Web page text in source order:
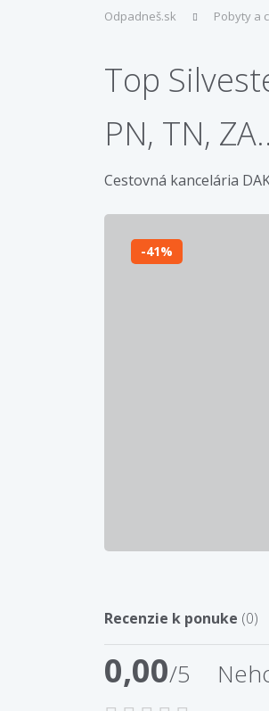
Odpadneš.sk Pobyty a
Top
PN, TN,
Cestovná kancelária
41
Recenzie k ponuke (0)
0,00/5